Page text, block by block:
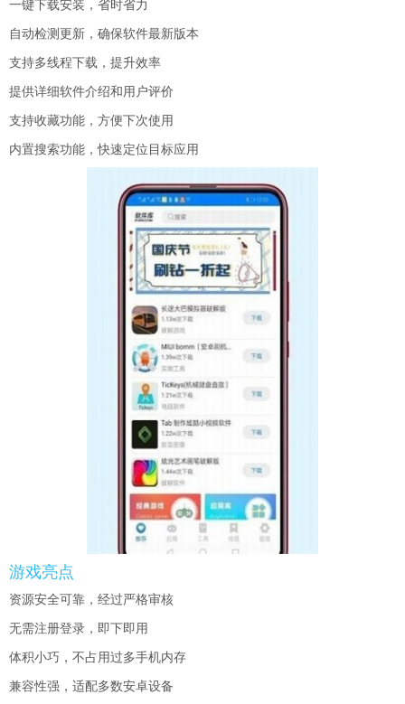
一键下载安装，省时省力
自动检测更新，确保软件最新版本
支持多线程下载，提升效率
提供详细软件介绍和用户评价
支持收藏功能，方便下次使用
内置搜索功能，快速定位目标应用
游戏亮点
资源安全可靠，经过严格审核
无需注册登录，即下即用
体积小巧，不占用过多手机内存
兼容性强，适配多数安卓设备